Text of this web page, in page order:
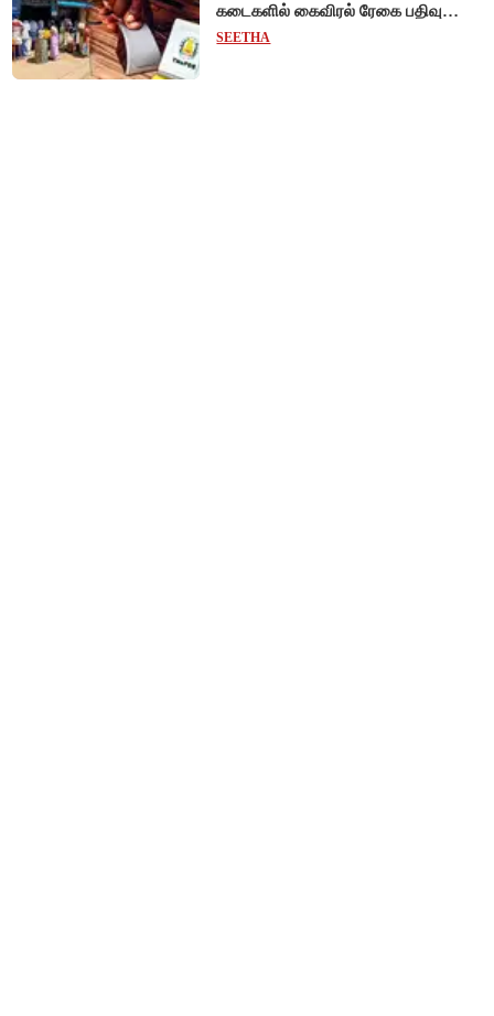
கடைகளில் கைவிரல் ரேகை பதிவு
சிறப்பு முகாம்!
SEETHA